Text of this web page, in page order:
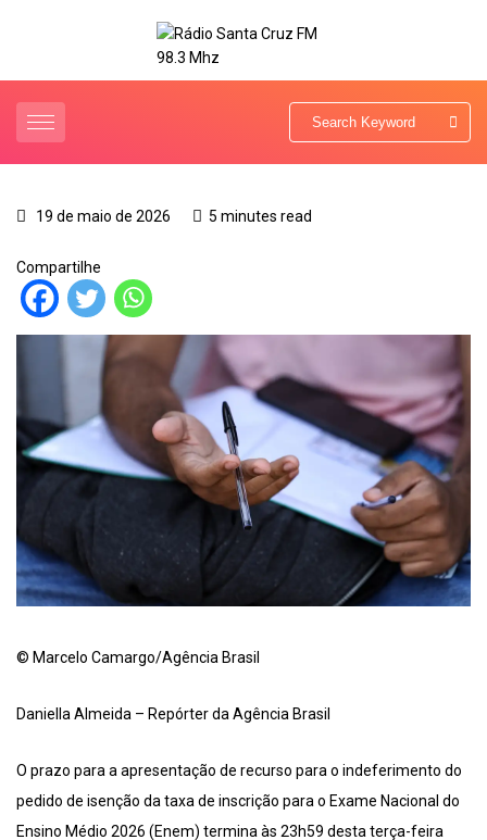
19 de maio de 2026 5 minutes read
Compartilhe
© Marcelo Camargo/Agência Brasil
Daniella Almeida – Repórter da Agência Brasil
O prazo para a apresentação de recurso para o indeferimento do
pedido de isenção da taxa de inscrição para o Exame Nacional do
Ensino Médio 2026 (Enem) termina às 23h59 desta terça-feira